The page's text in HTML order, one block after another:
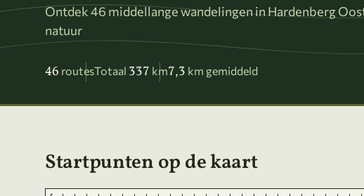
Ontdek 46 middellange wandelingen in Hardenberg
natuur
46 routesTotaal 337 km7,3 km gemiddeld
Startpunten op de kaart